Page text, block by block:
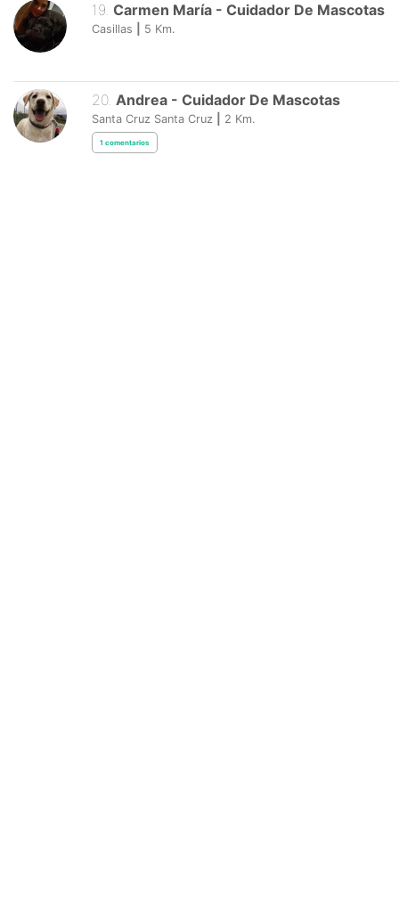
19. Carmen María - Cuidador De Mascotas
Casillas 5 Km.
20. Andrea - Cuidador De Mascotas
Santa Cruz Santa Cruz 2 Km.
1 comentarios